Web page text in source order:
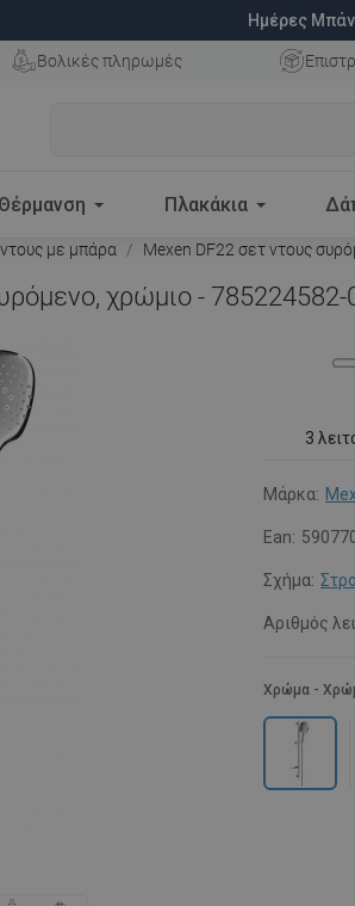
Ημέρες
Βολικές πληρωμές
Θέρμανση Πλακάκια
με μπάρα Mexen DF22 σετ ντους
χρώμιο - 785224582-
3
Μάρκα:
Ean:
Σχήμα:
Αριθμός
Χρώμα -